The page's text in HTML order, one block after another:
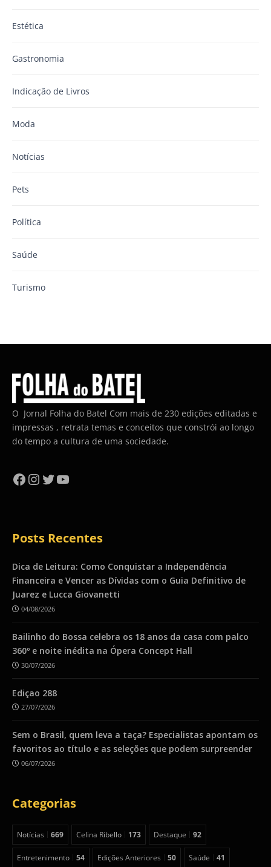
Estética
Gastronomia
Indicação de Livros
Moda
Notícias
Pets
Política
Saúde
Turismo
O Jornal Folha do Batel Com mais de 230 edições editadas e
impressas , retrata temas e conceitos que constrói ao longo
do tempo a cultura de uma sociedade.
Facebook
Instagram
Twitter
YouTube
Posts Recentes
Dica de Leitura: Como Conquistar a Independência
Financeira e Vencer as Dívidas com o Guia Definitivo de
Juarez e Lucca Giovanetti
04/08/2026
Bailinho do Bossa celebra os 18 anos da casa com palco
360º e noite inédita na Ópera Concept Hall
30/07/2026
Ediçao 288
27/07/2026
Sem o Brasil, quem leva a taça? Especialistas apontam os
favoritos ao título e as seleções que podem surpreender
06/07/2026
Categorias
Notícias 669 Celina Ribello 173 Destaque 92
Entretenimento 54 Edições Anteriores 50 Saúde 41